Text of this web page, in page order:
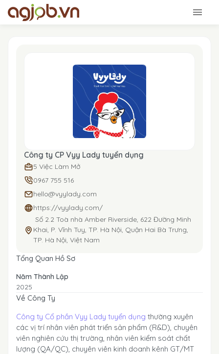
Công ty CP Vyy Lady tuyển dụng
5 Việc Làm Mở
0967 755 516
hello@vyylady.com
https://vyylady.com/
Số 2.2 Toà nhà Amber Riverside, 622 Đường Minh
Khai, P. Vĩnh Tuy, TP. Hà Nội, Quận Hai Bà Trưng,
TP. Hà Nội, Việt Nam
Tổng Quan Hồ Sơ
Năm Thành Lập
2025
Về Công Ty
Công ty Cổ phần Vyy Lady tuyển dụng thường xuyên
các vị trí nhân viên phát triển sản phẩm (R&D), chuyên
viên nghiên cứu thị trường, nhân viên kiểm soát chất
lượng (QA/QC), chuyên viên kinh doanh kênh GT/MT